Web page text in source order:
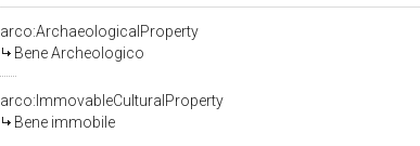
arco:ArchaeologicalProperty
Bene Archeologico
arco:ImmovableCulturalProperty
Bene immobile